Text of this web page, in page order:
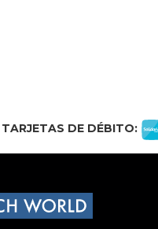
TARJETAS DE DÉBITO: